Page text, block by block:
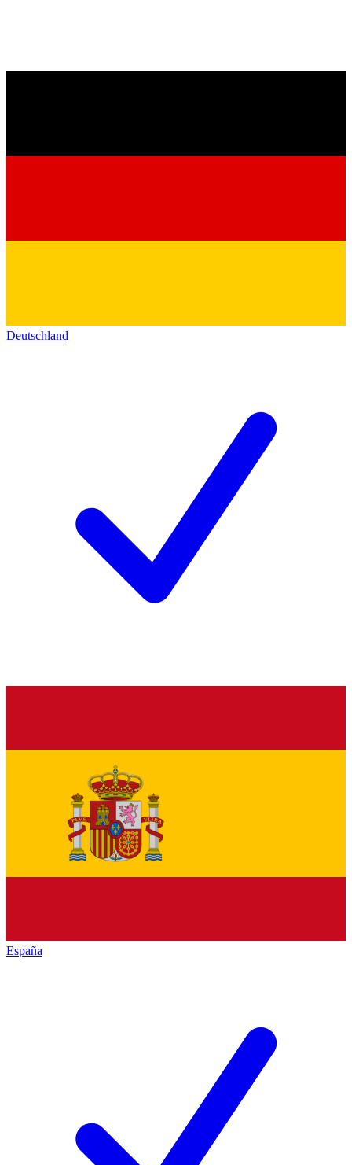
Deutschland
España